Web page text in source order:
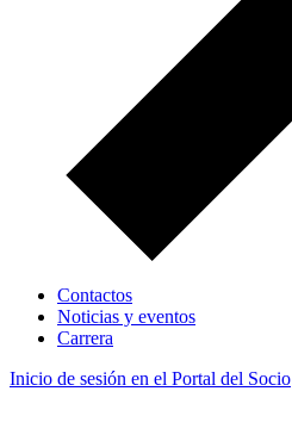
Contactos
Noticias y eventos
Carrera
Inicio de sesión en el Portal del Socio